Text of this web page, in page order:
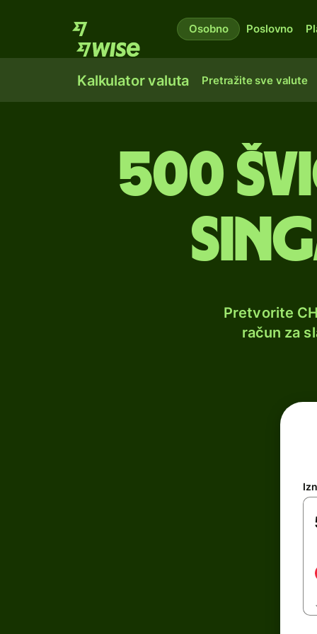
Osobno Poslovno
Kalkulator valuta Pretražite sve valute
500
Pretvorite
račun za